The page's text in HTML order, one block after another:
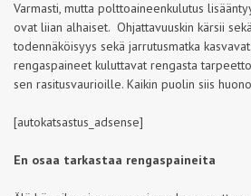
Varmasti, mutta polttoaineenkulutus
ovat liian alhaiset. Ohjattavuuskin kärsii
todennäköisyys sekä jarrutusmatka
rengaspaineet kuluttavat rengasta
sen rasitusvaurioille. Kaikin puolin siis
[autokatsastus_adsense]
En osaa tarkastaa rengaspaineita